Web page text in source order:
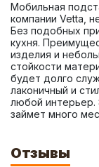
Мобильная
компании Vetta,
Без подобных
кухня.
изделия и
стойкости
будет долго
лаконичный и
любой интерьер.
займет много
Отзывы